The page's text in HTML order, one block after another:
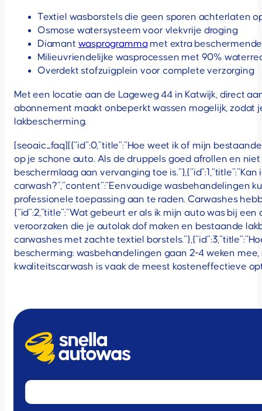
Textiel wasborstels die geen sporen achterlaten
Osmose watersysteem voor vlekvrije droging
Diamant wasprogrammamet extra
Milieuvriendelijke wasprocessen met 90%
Overdekt stofzuigplein voor complete verzorging
Met een locatie aan de Lageweg 44 in Katwijk, direct
abonnement maakt onbeperkt wassen mogelijk,
lakbescherming.
[seoaic_faq][{“id”:0,”title”:”Hoe weet ik of mijn
op je schone auto. Als de druppels goed afrollen en
beschermlaag aan vervanging toe
carwash?”,”content”:”Eenvoudige wasbehandelingen
professionele toepassing aan te raden. Carwashes
{“id”:2,”title”:”Wat gebeurt er als ik mijn auto was bij
veroorzaken die je autolak dof maken en bestaande
carwashes met zachte textiel
bescherming: wasbehandelingen gaan 2-4 weken
kwaliteitscarwash is vaak de meest kosteneffectieve